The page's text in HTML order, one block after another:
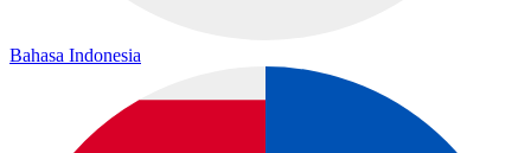
Bahasa Indonesia